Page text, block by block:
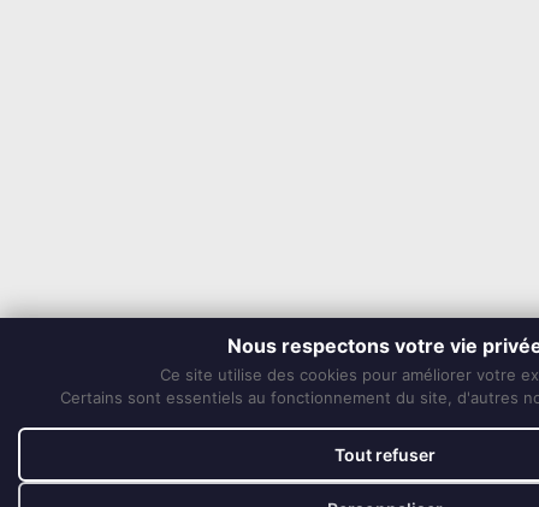
Nous respectons votre vie
Ce site utilise des cookies pour améliorer votre
Certains sont essentiels au fonctionnement du site, d'autres
Tout refuser